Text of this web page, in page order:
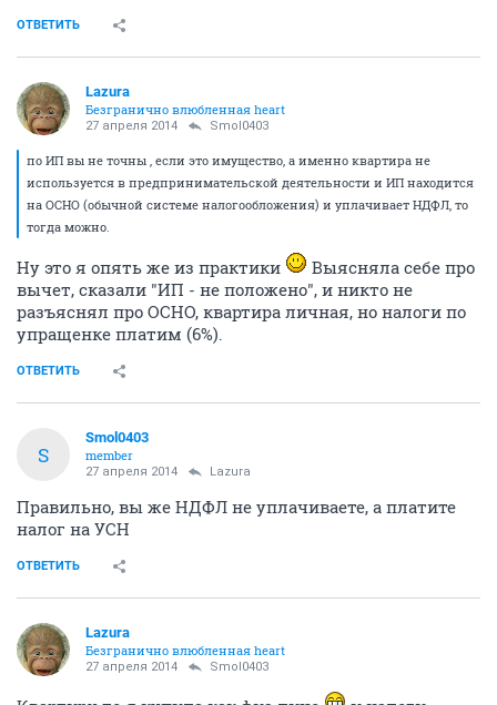
ОТВЕТИТЬ
Lazura
Безгранично влюбленная heart
27 апреля 2014 Smol0403
по ИП вы не точны , если это имущество, а именно квартира не
используется в предпринимательской деятельности и ИП находится
на ОСНО (обычной системе налогообложения) и уплачивает НДФЛ, то
тогда можно.
Ну это я опять же из практики
Выясняла себе про
вычет, сказали "ИП - не положено", и никто не
разъяснял про ОСНО, квартира личная, но налоги по
упращенке платим (6%).
ОТВЕТИТЬ
S
Smol0403
member
27 апреля 2014 Lazura
Правильно, вы же НДФЛ не уплачиваете, а платите
налог на УСН
ОТВЕТИТЬ
Lazura
Безгранично влюбленная heart
27 апреля 2014 Smol0403